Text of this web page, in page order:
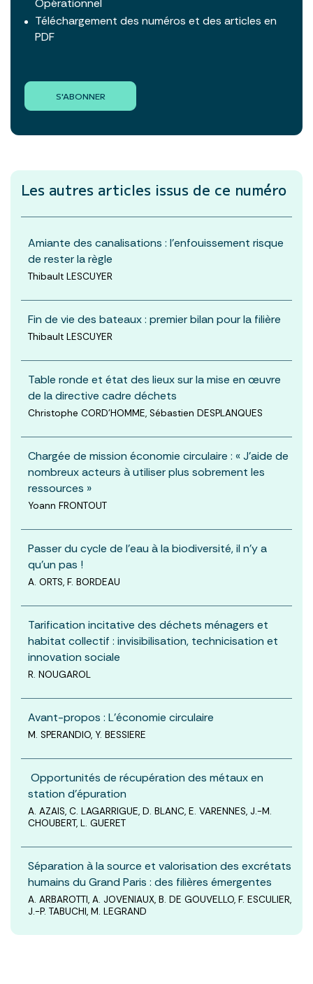
Opérationnel
Téléchargement des numéros et des articles en
PDF
S'ABONNER
Les autres articles issus de ce numéro
Amiante des canalisations : l’enfouissement risque
de rester la règle
Thibault LESCUYER
Fin de vie des bateaux : premier bilan pour la filière
Thibault LESCUYER
Table ronde et état des lieux sur la mise en œuvre
de la directive cadre déchets
Christophe CORD'HOMME, Sébastien DESPLANQUES
Chargée de mission économie circulaire : « J’aide de
nombreux acteurs à utiliser plus sobrement les
ressources »
Yoann FRONTOUT
Passer du cycle de l’eau à la biodiversité, il n’y a
qu’un pas !
A. ORTS, F. BORDEAU
Tarification incitative des déchets ménagers et
habitat collectif : invisibilisation, technicisation et
innovation sociale
R. NOUGAROL
Avant-propos : L'économie circulaire
M. SPERANDIO, Y. BESSIERE
Opportunités de récupération des métaux en
station d’épuration
A. AZAIS, C. LAGARRIGUE, D. BLANC, E. VARENNES, J.-M.
CHOUBERT, L. GUERET
Séparation à la source et valorisation des excrétats
humains du Grand Paris : des filières émergentes
A. ARBAROTTI, A. JOVENIAUX, B. DE GOUVELLO, F. ESCULIER,
J.-P. TABUCHI, M. LEGRAND